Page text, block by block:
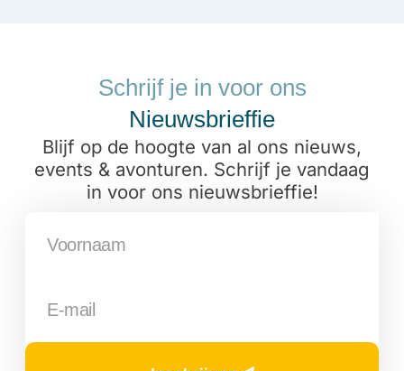
Schrijf je in voor ons
Nieuwsbrieffie
Blijf op de hoogte van al ons nieuws,
events & avonturen. Schrijf je vandaag
in voor ons nieuwsbrieffie!